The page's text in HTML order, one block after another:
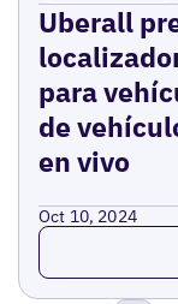
Uberall
para
de
en vivo
Oct 10, 2024
Read more